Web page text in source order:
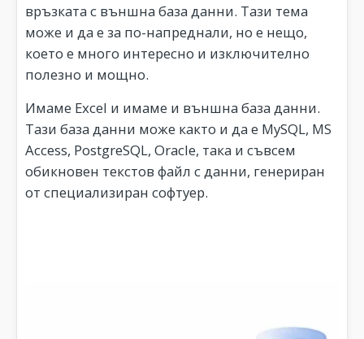
връзката с външна база данни. Тази тема
може и да е за по-напреднали, но е нещо,
което е много интересно и изключително
полезно и мощно.
Имаме Excel и имаме и външна база данни.
Тази база данни може както и да е MySQL, MS
Access, PostgreSQL, Oracle, така и съвсем
обикновен текстов файл с данни, генериран
от специализиран софтуер.